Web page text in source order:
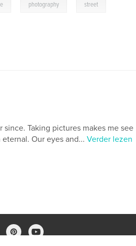
photography street
Taking pictures makes me see
Our eyes and... Verder lezen